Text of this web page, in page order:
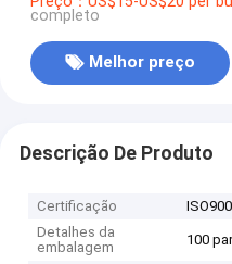
completo
Melhor preço
Descrição De Produto
Certificação
Detalhes da
embalagem
100